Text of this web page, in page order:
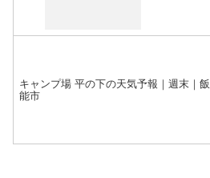
キャンプ場 平の下の天気予報｜週末｜飯
能市